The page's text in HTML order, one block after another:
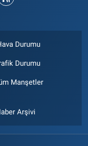
Durumu
Durumu
Manşetler
Arşivi